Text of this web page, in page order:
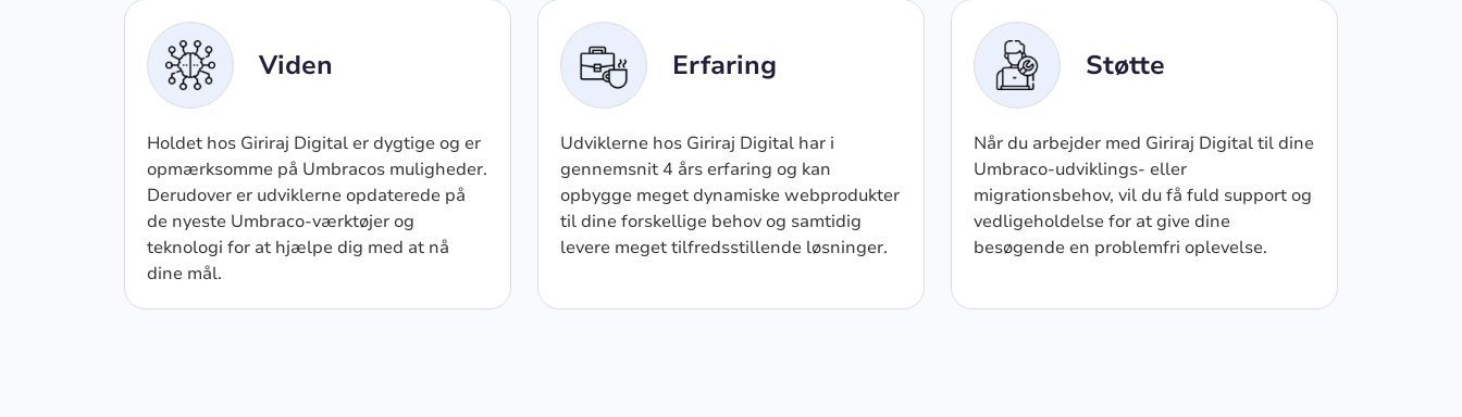
Viden
Holdet hos Giriraj Digital er dygtige og er
opmærksomme på Umbracos muligheder.
Derudover er udviklerne opdaterede på
de nyeste Umbraco-værktøjer og
teknologi for at hjælpe dig med at nå
dine mål.
Erfaring
Udviklerne hos Giriraj Digital har i
gennemsnit 4 års erfaring og kan
opbygge meget dynamiske webprodukter
til dine forskellige behov og samtidig
levere meget tilfredsstillende løsninger.
Støtte
Når du arbejder med Giriraj Digital til dine
Umbraco-udviklings- eller
migrationsbehov, vil du få fuld support og
vedligeholdelse for at give dine
besøgende en problemfri oplevelse.